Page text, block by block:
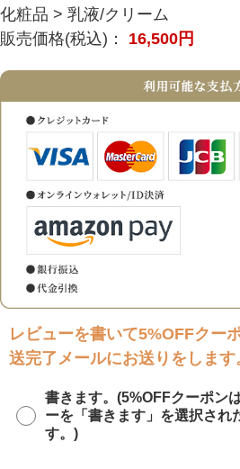
化粧品 > 乳液/クリーム
販売価格(税込)：
16,500 円
レビューを書いて5%OFFクー
送完了メールにお送りをします
書きます。(5%OFFクーポン
ーを「書きます」を選択され
す。)